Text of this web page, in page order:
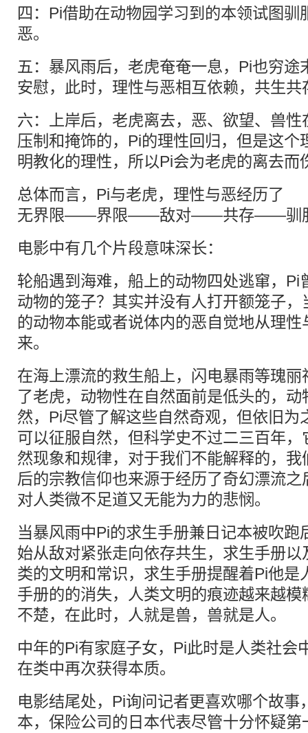
四：Pi借助在动物园学习到的本领试图驯
恶。
五：暴风雨后，老虎奄奄一息，Pi也穷途
安慰，此时，理性与恶相互依赖，共生共
六：上岸后，老虎离去，恶、欲望、兽
压制和掩饰的，Pi的理性回归，但是这个
明教化的理性，所以Pi会为老虎的离去而
总体而言，Pi与老虎，理性与恶经历了
无界限——界限——敌对——共存——驯
电影中有几个片段意味深长：
轮船遇到海难，船上的动物四处逃窜，Pi
动物的笼子？其实并没有人打开额笼子
的动物本能或者说体内的恶自觉地从理
来。
在海上漂流的救生船上，闪电暴雨等瑰
了老虎，动物性在自然面前是低头的，
然，Pi尽管了解这些自然奇观，但依旧为
可以征服自然，但科学史不过二三百年
然现象和规律，对于我们不能解释的，
后的宗教信仰也来源于经历了奇幻漂流
对人类微不足道又无能为力的悲悯。
当暴风雨中Pi的求生手册兼日记本被吹跑
始从敌对紧张走向依存共生，求生手册
类的文明和常识，求生手册提醒着Pi他是
手册的的消失，人类文明的痕迹越来越
不楚，在此时，人就是兽，兽就是人。
中年的Pi有家庭子女，Pi此时是人类社会
在类中再次获得本质。
电影结尾处，Pi询问记者更喜欢哪个故事
本，保险公司的日本代表尽管十分怀疑